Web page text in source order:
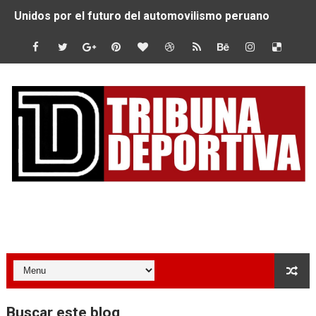
Unidos por el futuro del automovilismo peruano
De Huaraz para el mundo: La Ultra Trail Cordillera
MARATÓN DE LIMA: EL CHEQUEO MÉDICO COMO LA
CLAUDIO PIZARRO: "YO ESPERABA MUCHO MÁS DE
URUBAMBA CORONÓ A LOS ARGENTINOS
ÁNGELO CARO SE CONSAGRA SUBCAMPEÓN MUNDIAL
Buscar este blog